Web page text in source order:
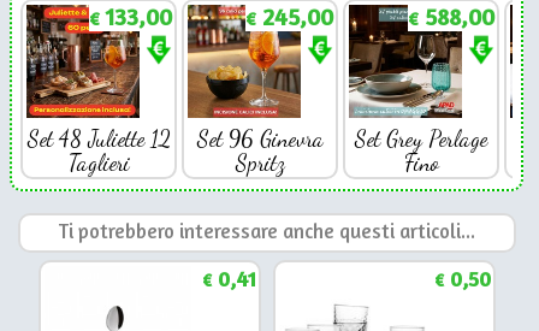
€ 133,00
Set 48 Juliette 12
Taglieri
€ 245,00
Set 96 Ginevra
Spritz
€ 588,00
Set Grey Perlage
Fino
Ti potrebbero interessare anche questi articoli...
€0,41 €0,50